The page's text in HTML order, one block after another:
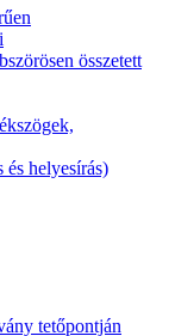
összetett
helyesírás)